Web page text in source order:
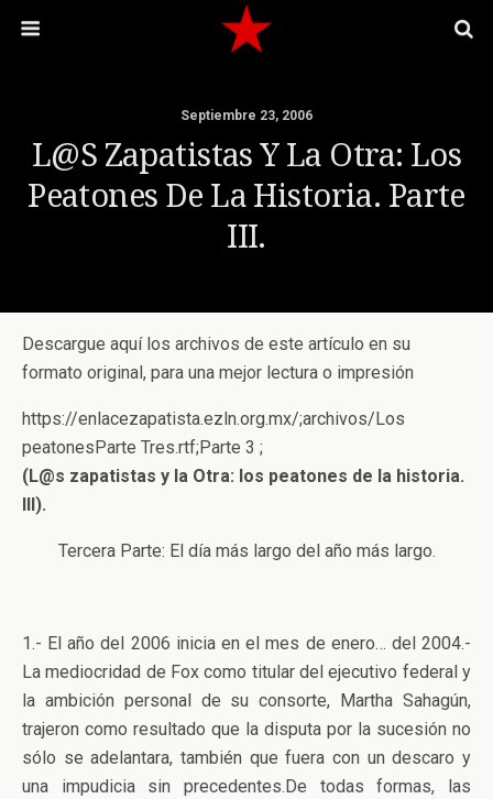
Septiembre 23, 2006
L@s Zapatistas Y La Otra: Los
Peatones De La Historia. Parte
III.
Descargue aquí los archivos de este artículo en su
formato original, para una mejor lectura o impresión
https://enlacezapatista.ezln.org.mx/;archivos/Los
peatonesParte Tres.rtf;Parte 3 ;
(L@s zapatistas y la Otra: los peatones de la historia.
III).
Tercera Parte: El día más largo del año más largo.
1.- El año del 2006 inicia en el mes de enero… del 2004.-
La mediocridad de Fox como titular del ejecutivo federal y
la ambición personal de su consorte, Martha Sahagún,
trajeron como resultado que la disputa por la sucesión no
sólo se adelantara, también que fuera con un descaro y
una impudicia sin precedentes.De todas formas, las